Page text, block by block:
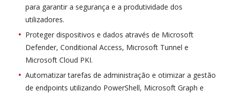
para garantir a segurança e a produtividade dos
utilizadores.
Proteger dispositivos e dados através de Microsoft
Defender, Conditional Access, Microsoft Tunnel e
Microsoft Cloud PKI.
Automatizar tarefas de administração e otimizar a gestão
de endpoints utilizando PowerShell, Microsoft Graph e